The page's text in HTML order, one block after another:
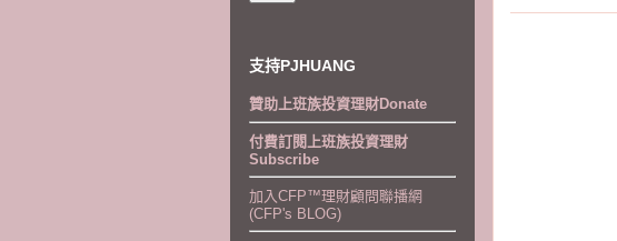
支持PJHUANG
贊助上班族投資理財Donate
付費訂閱上班族投資理財
Subscribe
加入CFP™理財顧問聯播網
(CFP's BLOG)